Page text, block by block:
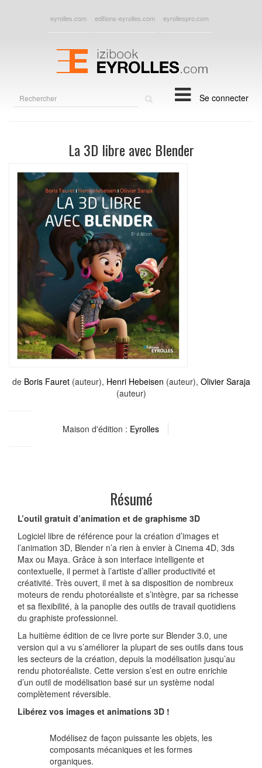
eyrolles.com editions-eyrolles.com eyrollespro.com
Se connecter
La 3D libre avec Blender
de Boris Fauret(auteur), Henri Hebeisen (auteur), Olivier Saraja
(auteur)
Maison d'édition : Eyrolles
Résumé
L’outil gratuit d’animation et de graphisme 3D
Logiciel libre de référence pour la création d’images et
l’animation 3D, Blender n’a rien à envier à Cinema 4D, 3ds
Max ou Maya. Grâce à son interface intelligente et
contextuelle, il permet à l’artiste d’allier productivité et
créativité. Très ouvert, il met à sa disposition de nombreux
moteurs de rendu photoréaliste et s’intègre, par sa richesse
et sa flexibilité, à la panoplie des outils de travail quotidiens
du graphiste professionnel.
La huitième édition de ce livre porte sur Blender 3.0, une
version qui a vu s’améliorer la plupart de ses outils dans tous
les secteurs de la création, depuis la modélisation jusqu’au
rendu photoréaliste. Cette version s’est en outre enrichie
d’un outil de modélisation basé sur un système nodal
complètement réversible.
Libérez vos images et animations 3D !
Modélisez de façon puissante les objets, les
composants mécaniques et les formes
organiques.